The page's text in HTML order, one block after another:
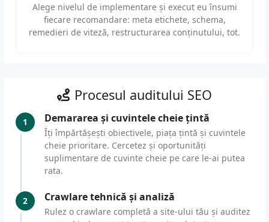
Alege nivelul de implementare și execut eu însumi
fiecare recomandare: meta etichete, schema,
remedieri de viteză, restructurarea conținutului, tot.
Procesul auditului SEO
1 Demararea și cuvintele cheie țintă
Îți împărtășești obiectivele, piața țintă și cuvintele
cheie prioritare. Cercetez și oportunități
suplimentare de cuvinte cheie pe care le-ai putea
rata.
2 Crawlare tehnică și analiză
Rulez o crawlare completă a site-ului tău și auditez